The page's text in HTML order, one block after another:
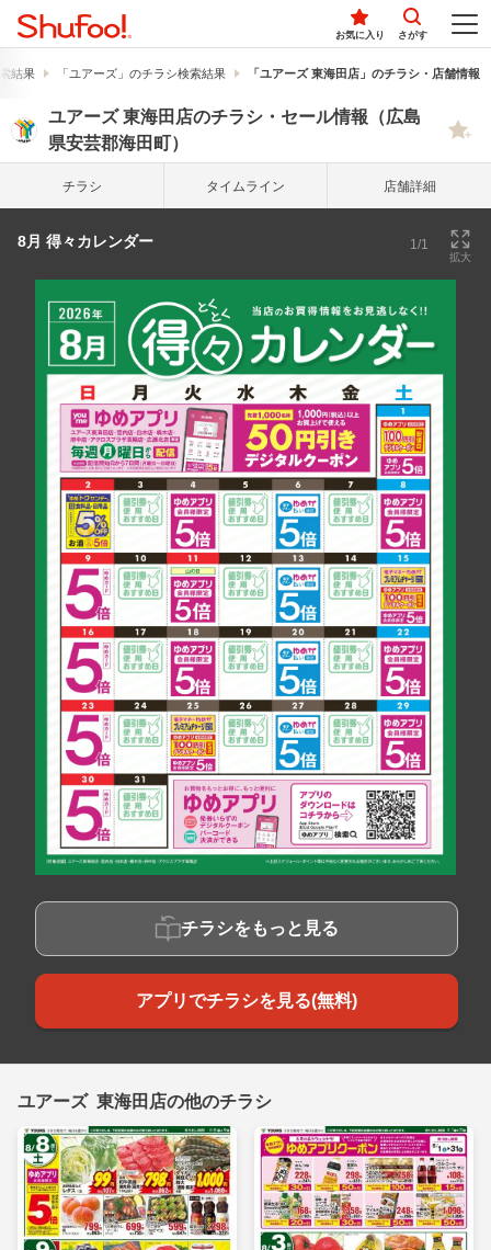
お気に入り さがす
結果 「ユアーズ」のチラシ検索結果 「ユアーズ 東海田店」のチラシ・店舗情報
ユアーズ 東海田店のチラシ・セール情報（広島
県安芸郡海田町）
チラシ タイム ライン 店舗詳細
8月 得々カレンダー 1/1
拡大
チラシをもっと見る
アプリでチラシを見る(無料)
ユアーズ 東海田店の他のチラシ